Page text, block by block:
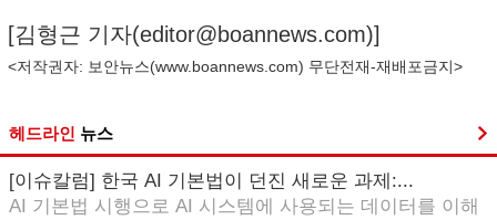
[김형근 기자(editor@boannews.com)]
<저작권자: 보안뉴스(www.boannews.com) 무단전재-재배포금지>
헤드라인 뉴스
[이슈칼럼] 한국 AI 기본법이 던진 새로운 과제:...
AI 기본법 시행으로 AI 시스템에 사용되는 데이터를 이해